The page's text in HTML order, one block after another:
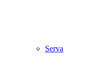
Serva